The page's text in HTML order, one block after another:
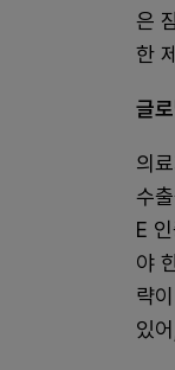
은
한
글
의
수
E
야
략
있